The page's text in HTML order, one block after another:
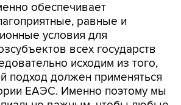
обеспечивает
равные и
условия для
всех государств
исходим из того,
подход должен применяться
ЕАЭС. Именно поэтому мы